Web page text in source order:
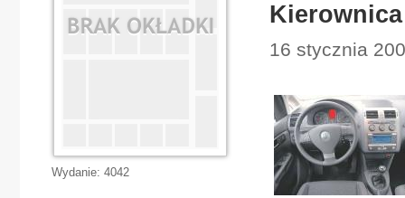
16 stycznia
Wydanie: 4042